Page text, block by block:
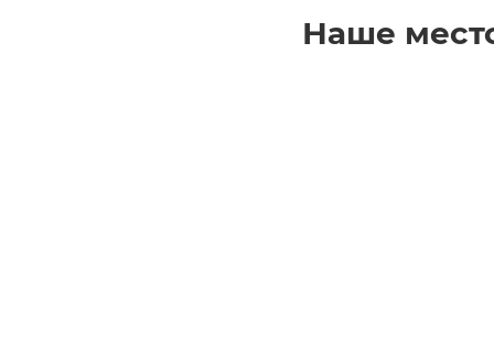
Наше